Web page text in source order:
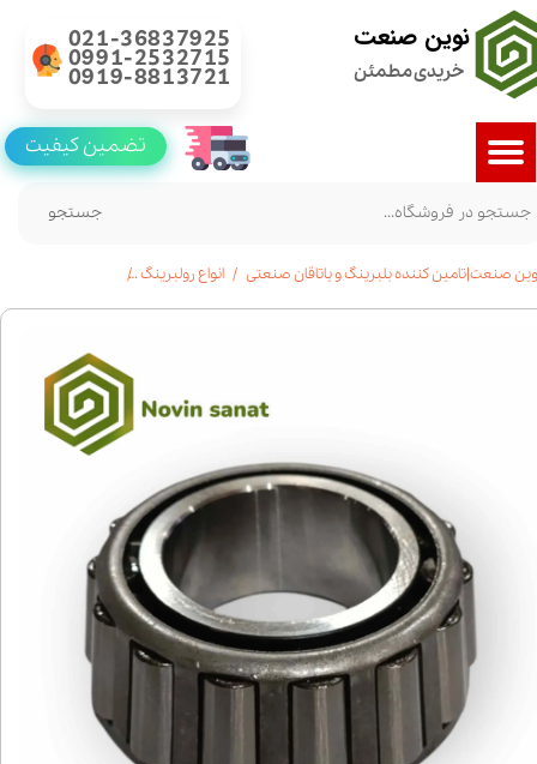
نوین صنعت
خریدی مطمئن
021-36837925
0991-2532715
0919-8813721
جستجو
تضمین کیفیت
صنعت|تامین کننده بلبرینگ و یاتاقان صنعتی انواع رولبرینگ